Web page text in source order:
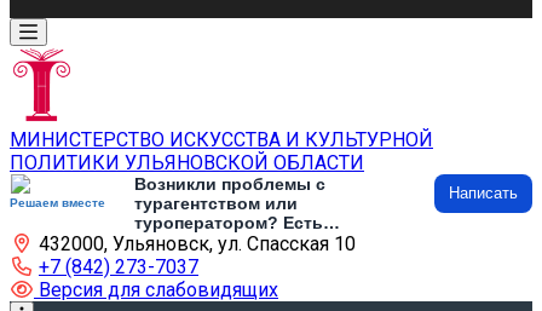
МИНИСТЕРСТВО ИСКУССТВА И КУЛЬТУРНОЙ
ПОЛИТИКИ УЛЬЯНОВСКОЙ ОБЛАСТИ
Решаем вместе
Возникли проблемы с
турагентством или
туроператором? Есть
предложения по развитию
туризма и туристической
инфраструктуры? Напишите об
этом
Написать
432000, Ульяновск, ул. Спасская 10
+7 (842) 273-7037
Версия для слабовидящих